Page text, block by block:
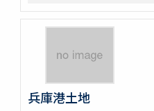
兵庫港土地